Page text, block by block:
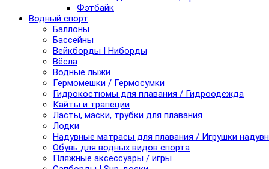
Фэтбайк
Водный спорт
Баллоны
Бассейны
Вейкборды I Ниборды
Вёсла
Водные лыжи
Гермомешки / Гермосумки
Гидрокостюмы для плавания / Гидроодежда
Кайты и трапеции
Ласты, маски, трубки для плавания
Лодки
Надувные матрасы для плавания / Игрушки
Обувь для водных видов спорта
Пляжные аксессуары / игры